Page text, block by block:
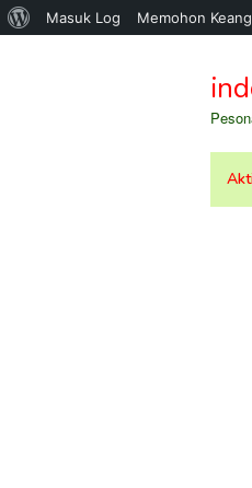
Tentang
Masuk Log Memohon
konten